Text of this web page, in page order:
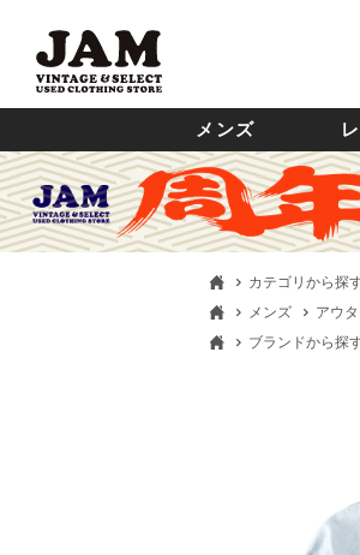
メンズ
カテゴリから探
メンズ
アウ
ブランドから探